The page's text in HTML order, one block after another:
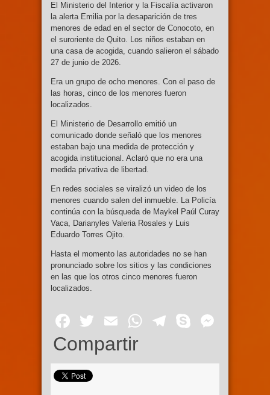
El Ministerio del Interior y la Fiscalía activaron
la alerta Emilia por la desaparición de tres
menores de edad en el sector de Conocoto, en
el suroriente de Quito. Los niños estaban en
una casa de acogida, cuando salieron el sábado
27 de junio de 2026.
Era un grupo de ocho menores. Con el paso de
las horas, cinco de los menores fueron
localizados.
El Ministerio de Desarrollo emitió un
comunicado donde señaló que los menores
estaban bajo una medida de protección y
acogida institucional. Aclaró que no era una
medida privativa de libertad.
En redes sociales se viralizó un video de los
menores cuando salen del inmueble. La Policía
continúa con la búsqueda de Maykel Paúl Curay
Vaca, Darianyles Valeria Rosales y Luis
Eduardo Torres Ojito.
Hasta el momento las autoridades no se han
pronunciado sobre los sitios y las condiciones
en las que los otros cinco menores fueron
localizados.
Facebook
Twitter
EmailWhatsApp
Telegram
Skype
Compartir